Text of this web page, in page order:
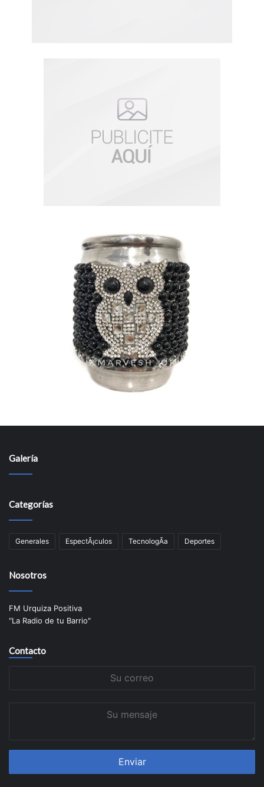
Galería
Categorías
Generales EspectÃ¡culos TecnologÃ­a Deportes
Nosotros
FM Urquiza Positiva
"La Radio de tu Barrio"
Contacto